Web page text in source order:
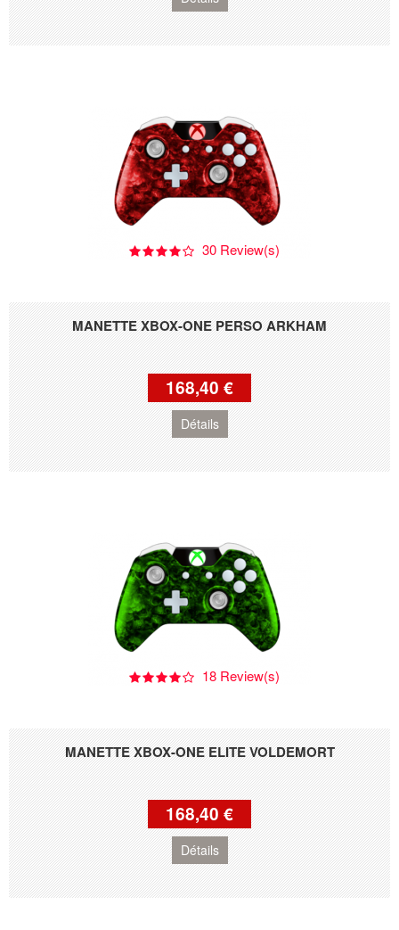
MANETTE XBOX-ONE PERSO ARKHAM
30 Review(s)
168,40 €
Détails
MANETTE XBOX-ONE ELITE VOLDEMORT
18 Review(s)
168,40 €
Détails